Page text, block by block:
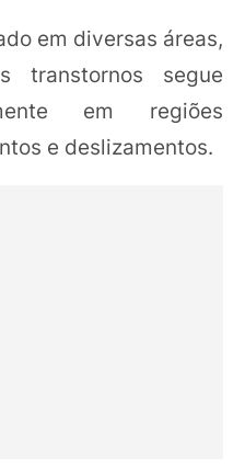
em diversas áreas,
transtornos segue
em regiões
e deslizamentos.